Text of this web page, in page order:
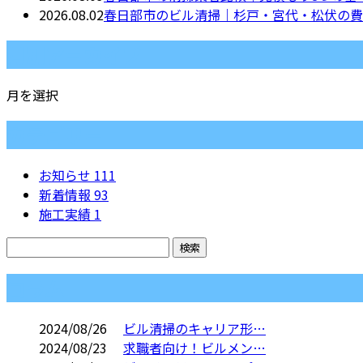
2026.08.02春日部市のビル清掃｜杉戸・宮代・松伏の
月を選択
お知らせ 111
新着情報 93
施工実績 1
2024/08/26
ビル清掃のキャリア形…
2024/08/23
求職者向け！ビルメン…